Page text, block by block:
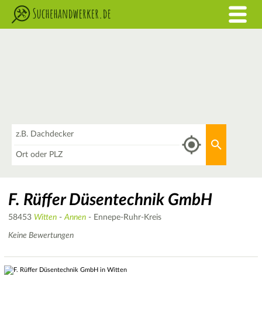
F. Rüffer Düsentechnik GmbH
58453 Witten -Annen - Ennepe-Ruhr-Kreis
Keine Bewertungen